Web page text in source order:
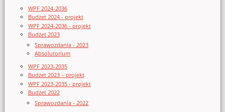
WPF 2024-2036
Budżet 2024 - projekt
WPF 2024-2036 - projekt
Budżet 2023
Sprawozdania - 2023
Absolutorium
WPF 2023-2035
Budżet 2023 – projekt
WPF 2023-2035 - projekt
Budżet 2022
Sprawozdania - 2022